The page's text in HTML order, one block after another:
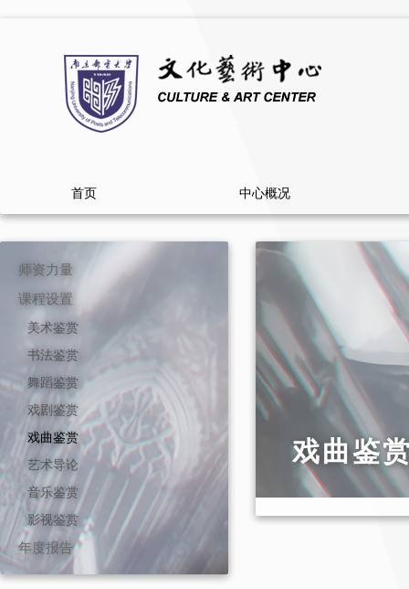
首页 中心概况
师资力量
课程设置
美术鉴赏
书法鉴赏
舞蹈鉴赏
戏剧鉴赏
戏曲鉴赏
艺术导论
音乐鉴赏
影视鉴赏
年度报告
戏曲鉴